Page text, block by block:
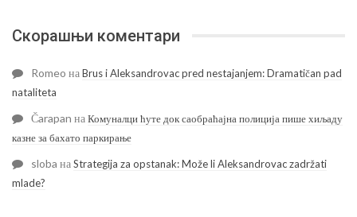
Скорашњи коментари
Romeo наBrus i Aleksandrovac pred nestajanjem: Dramatičan pad
nataliteta
Čarapan наКомуналци ћуте док саобраћајна полиција пише хиљаду
казне за бахато паркирање
sloba наStrategija za opstanak: Može li Aleksandrovac zadržati
mlade?